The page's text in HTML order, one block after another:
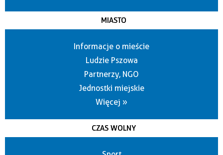
MIASTO
Informacje o mieście
Ludzie Pszowa
Partnerzy, NGO
Jednostki miejskie
Więcej »
CZAS WOLNY